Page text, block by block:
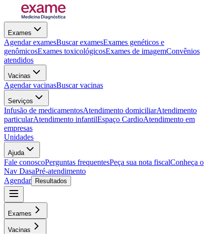
Exames
Agendar examesBuscar examesExames genéticos e
genômicosExames toxicológicosExames de imagemConvênios
atendidos
Vacinas
Agendar vacinasBuscar vacinas
Serviços
Infusão de medicamentosAtendimento domiciliarAtendimento
particularAtendimento infantilEspaço CardioAtendimento em
empresas
Unidades
Ajuda
Fale conoscoPerguntas frequentesPeça sua nota fiscalConheça o
Nav DasaPré-atendimento
Agendar
Resultados
Exames
Vacinas